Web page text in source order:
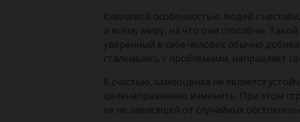
Ключевой особенностью людей с
и всему миру, на что они способны.
уверенный в себе человек обычно
сталкиваясь с проблемами, направляет
К счастью, самооценка не является
целенаправленно изменить. При этом
ее не зависящей от случайных